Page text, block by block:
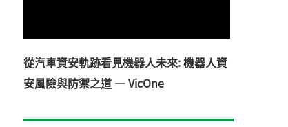
從汽車資安軌跡看見機器人未來: 機器人資
安風險與防禦之道 — VicOne